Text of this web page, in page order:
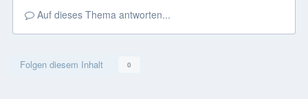
Auf dieses Thema antworten...
Folgen diesem Inhalt 0